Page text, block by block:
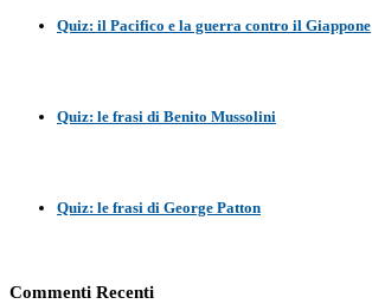
Quiz: il Pacifico e la guerra contro il Giappone
Quiz: le frasi di Benito Mussolini
Quiz: le frasi di George Patton
Commenti Recenti